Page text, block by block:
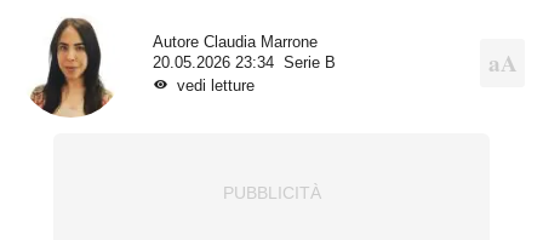
Autore Claudia Marrone
20.05.2026 23:34
Serie B
vedi letture